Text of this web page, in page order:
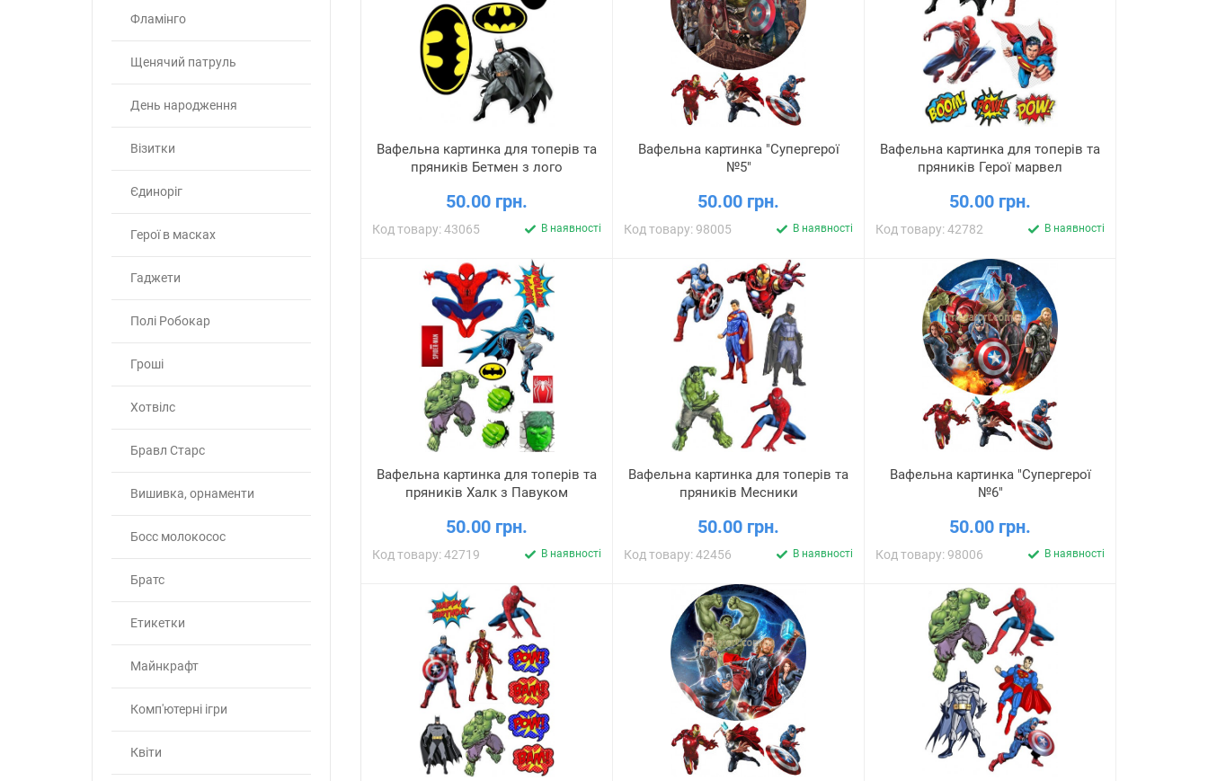
Фламінго
Щенячий патруль
День народження
Візитки
Єдиноріг
Герої в масках
Гаджети
Полі Робокар
Гроші
Хотвілс
Бравл Старс
Вишивка, орнаменти
Босс молокосос
Братс
Етикетки
Майнкрафт
Комп'ютерні ігри
Квіти
Вафельна картинка для топерів та
пряників Бетмен з лого
50.00 грн.
Код товару: 43065 В наявності
Вафельна картинка "Супергерої
№5"
50.00 грн.
Код товару: 98005 В наявності
Вафельна картинка для топерів та
пряників Герої марвел
50.00 грн.
Код товару: 42782 В наявності
Вафельна картинка для топерів та
пряників Халк з Павуком
50.00 грн.
Код товару: 42719 В наявності
Вафельна картинка для топерів та
пряників Месники
50.00 грн.
Код товару: 42456 В наявності
Вафельна картинка "Супергерої
№6"
50.00 грн.
Код товару: 98006 В наявності